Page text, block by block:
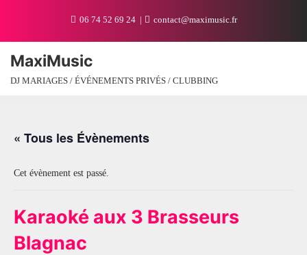
06 74 52 69 24 contact@maximusic.fr
MaxiMusic
DJ MARIAGES / ÉVÉNEMENTS PRIVÉS / CLUBBING
« Tous les Évènements
Cet évènement est passé.
Karaoké aux 3 Brasseurs
Blagnac